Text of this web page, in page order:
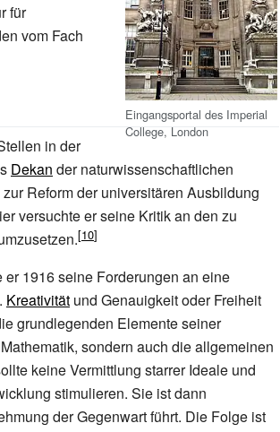
Eingangsportal des Imperial
College, London
für
vom Fach
in der
Dekan der naturwissenschaftlichen
Reform der universitären Ausbildung
versuchte er seine Kritik an den zu
er 1916 seine Forderungen an eine
Kreativität und Genauigkeit oder Freiheit
grundlegenden Elemente seiner
sondern auch die allgemeinen
keine Vermittlung starrer Ideale und
stimulieren. Sie ist dann
der Gegenwart führt. Die Folge ist